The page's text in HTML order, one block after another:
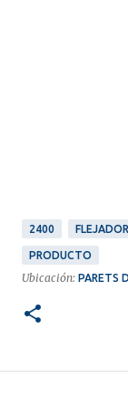
2400
PRODUCTO
Ubicación: PARETS